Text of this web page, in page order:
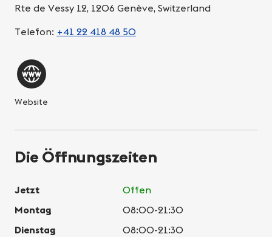
Rte de Vessy 12, 1206 Genève, Switzerland
Telefon: +41 22 418 48 50
Website
Die Öffnungszeiten
Jetzt
Offen
Montag
08:00-21:30
Dienstag
08:00-21:30